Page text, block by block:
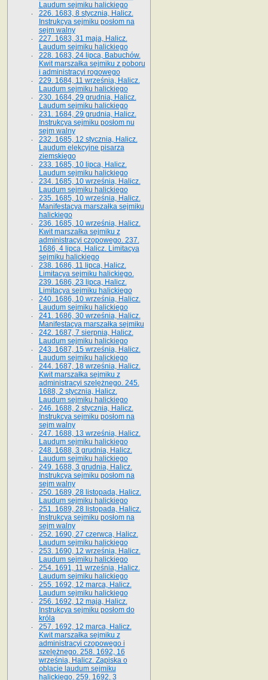
Laudum sejmiku halickiego
226. 1683, 8 stycznia, Halicz.
Instrukcya sejmiku posłom na
sejm walny
227. 1683, 31 maja, Halicz.
Laudum sejmiku halickiego
228. 1683, 24 lipca, Babuchów.
Kwit marszałka sejmiku z poboru
i administracyi rogowego
229. 1684, 11 września, Halicz.
Laudum sejmiku halickiego
230. 1684, 29 grudnia, Halicz.
Laudum sejmiku halickiego
231. 1684, 29 grudnia, Halicz.
Instrukcya sejmiku posłom nu
sejm walny
232. 1685, 12 stycznia, Halicz.
Laudum elekcyjne pisarza
ziemskiego
233. 1685, 10 lipca, Halicz.
Laudum sejmiku halickiego
234. 1685, 10 września, Halicz.
Laudum sejmiku halickiego
235. 1685, 10 września, Halicz.
Manifestacya marszałka sejmiku
halickiego
236. 1685, 10 września, Halicz.
Kwit marszałka sejmiku z
administracyi czopowego. 237.
1686, 4 lipca, Halicz. Limitacya
sejmiku halickiego
238. 1686, 11 lipca, Halicz.
Limitacya sejmiku halickiego.
239. 1686, 23 lipca, Halicz.
Limitacya sejmiku halickiego
240. 1686, 10 września, Halicz.
Laudum sejmiku halickiego
241. 1686, 30 września, Halicz.
Manifestacya marszałka sejmiku
242. 1687, 7 sierpnia, Halicz.
Laudum sejmiku halickiego
243. 1687, 15 września, Halicz.
Laudum sejmiku halickiego
244. 1687, 18 września, Halicz.
Kwit marszałka sejmiku z
administracyi szelężnego. 245.
1688, 2 stycznia, Halicz.
Laudum sejmiku halickiego
246. 1688, 2 stycznia, Halicz.
Instrukcya sejmiku posłom na
sejm walny
247. 1688, 13 września, Halicz.
Laudum sejmiku halickiego
248. 1688, 3 grudnia, Halicz.
Laudum sejmiku halickiego
249. 1688, 3 grudnia, Halicz.
Instrukcya sejmiku posłom na
sejm walny
250. 1689, 28 listopada, Halicz.
Laudum sejmiku halickiego
251. 1689, 28 listopada, Halicz.
Instrukcya sejmiku posłom na
sejm walny
252. 1690, 27 czerwca, Halicz.
Laudum sejmiku halickiego
253. 1690, 12 września, Halicz.
Laudum sejmiku halickiego
254. 1691, 11 września, Halicz.
Laudum sejmiku halickiego
255. 1692, 12 marca, Halicz.
Laudum sejmiku halickiego
256. 1692, 12 maja, Halicz.
Instrukcya sejmiku posłom do
króla
257. 1692, 12 marca, Halicz.
Kwit marszałka sejmiku z
administracyi czopowego i
szelężnego. 258. 1692, 16
września, Halicz. Zapiska o
oblacie laudum sejmiku
halickiego. 259. 1692, 3